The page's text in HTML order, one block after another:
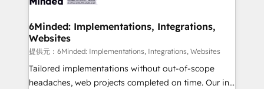
from other CRMs to HubSpot without data loss or
downtime. 🔹 RevOps Strategy: Align teams,
processes, and data to drive revenue efficiency. 🔹
Integrations: Connect HubSpot with your tech stack
for better adoption. 🔹 Custom Solutions: Build
6Minded: Implementations, Integrations,
Websites
提供元：6Minded: Implementations, Integrations, Websites
Tailored implementations without out-of-scope
headaches, web projects completed on time. Our in-